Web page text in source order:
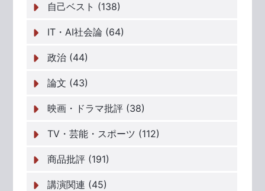
自己ベスト (138)
IT・AI社会論 (64)
政治 (44)
論文 (43)
映画・ドラマ批評 (38)
TV・芸能・スポーツ (112)
商品批評 (191)
講演関連 (45)